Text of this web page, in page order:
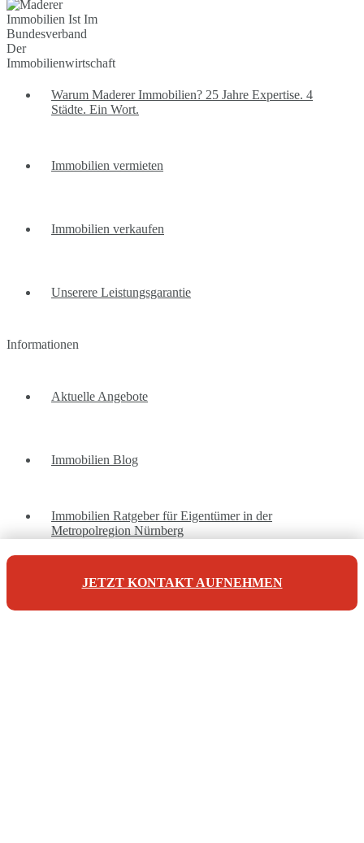
JETZT KONTAKT AUFNEHMEN
Warum Maderer Immobilien? 25 Jahre Expertise. 4
Städte. Ein Wort.
Immobilien vermieten
Immobilien verkaufen
Unserere Leistungsgarantie
Informationen
Aktuelle Angebote
Immobilien Blog
Immobilien Ratgeber für Eigentümer in der
Metropolregion Nürnberg
Unsere Referenzen